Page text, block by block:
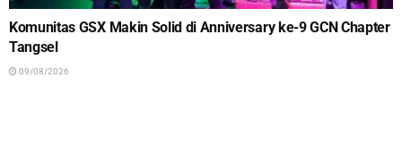
Komunitas GSX Makin Solid di Anniversary ke-9 GCN Chapter
Tangsel
09/08/2026